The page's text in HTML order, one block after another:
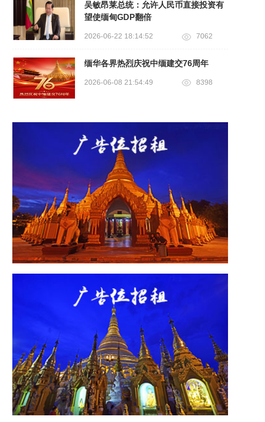
吴敏昂莱总统：允许人民币直接投资有
望使缅甸GDP翻倍
2026-06-22 18:14:52 7062
缅华各界热烈庆祝中缅建交76周年
2026-06-08 21:54:49 8398